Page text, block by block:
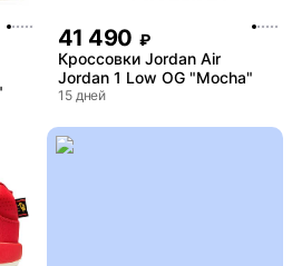
41 490 ₽
Кроссовки Jordan Air
Jordan 1 Low OG "Mocha"
15 дней